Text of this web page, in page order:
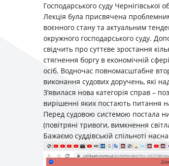
Господарського суду Чернігівської
Лекція була присвячена
воєнного стану та актуальним
окружного господарського суду.
свідчить про суттєве зростання
стягнення боргу в економічній
осіб. Водночас повномасштабне
виконання судових доручень, які
З’явилася нова категорія справ –
вирішенні яких постають питання
Перед судовою системою постала
(повітряні тривоги, вимкнення
Бажаємо суддівській спільноті